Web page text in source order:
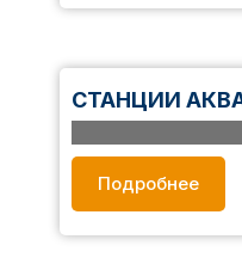
гарантирует их
СТАНЦИИ
и дач с
разных условий
проходят контроль
надежность и
Подробнее